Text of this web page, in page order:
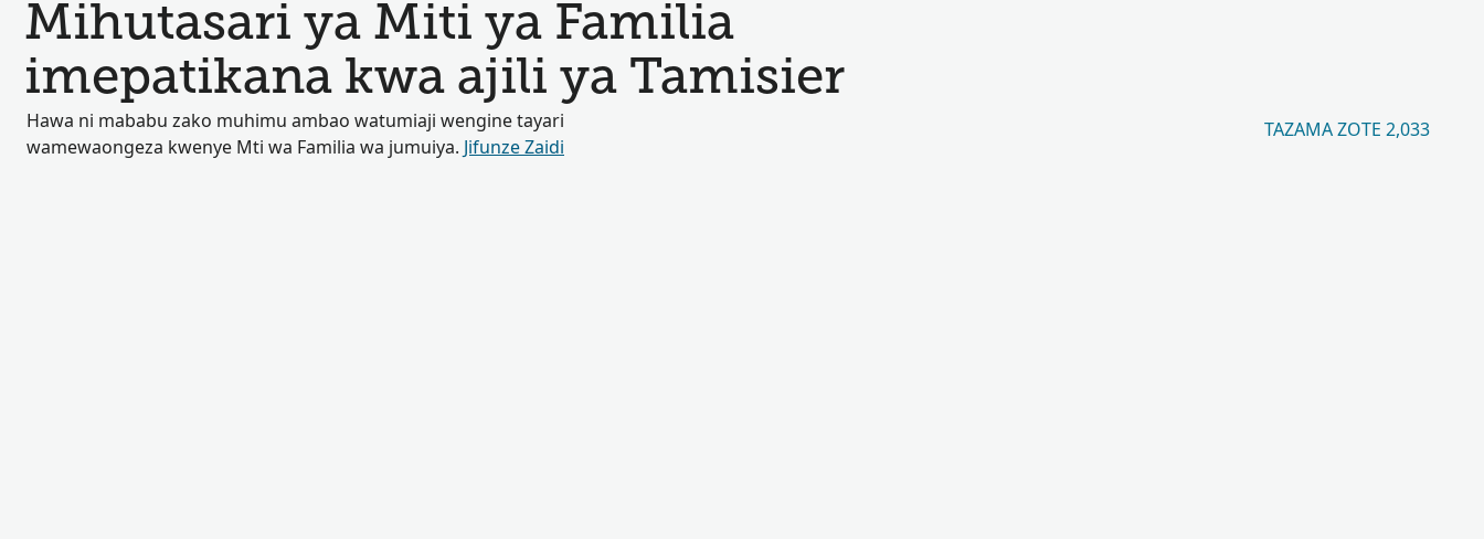
Mihutasari ya Miti ya Familia
imepatikana kwa ajili ya Tamisier
Hawa ni mababu zako muhimu ambao watumiaji wengine tayari
wamewaongeza kwenye Mti wa Familia wa jumuiya. Jifunze Zaidi
TAZAMA ZOTE 2,033